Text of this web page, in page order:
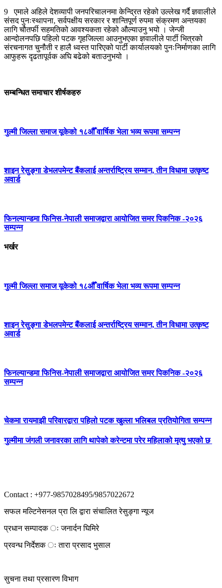
9 एमाले अहिले देशव्यापी जनपरिचालनमा केन्द्रित रहेको उल्लेख गर्दै ज्ञवालीले
संसद पुनःस्थापना, सर्वपक्षीय सरकार र शान्तिपूर्ण रुपमा संक्रमण अन्तयका
लागि चौतर्फी सहमतिको आवश्यकता रहेको औल्याउनु भयो । जेन्जी
आन्दोलनपछि पहिलो पटक गृहजिल्ला आउनुभएका ज्ञवालीले पार्टी भित्रको
संरचनागत चुनौती र हालै ध्वस्त पारिएको पार्टी कार्यालयको पुनःनिर्माणका लागि
आफुहरू दृढतापूर्वक अघि बढेको बताउनुभयो ।
सम्बन्धित समाचार शीर्षकहरु
गुल्मी जिल्ला समाज यूकेको १८औँ वार्षिक भेला भव्य रूपमा सम्पन्न
शाइन रेसुङ्गा डेभलपमेन्ट बैंकलाई अन्तर्राष्ट्रिय सम्मान, तीन विधामा उत्कृष्ट
अवार्ड
फिनल्यान्डमा फिनिस-नेपाली समाजद्वारा आयोजित समर पिकनिक -२०२६
सम्पन्न
भर्खर
गुल्मी जिल्ला समाज यूकेको १८औँ वार्षिक भेला भव्य रूपमा सम्पन्न
शाइन रेसुङ्गा डेभलपमेन्ट बैंकलाई अन्तर्राष्ट्रिय सम्मान, तीन विधामा उत्कृष्ट
अवार्ड
फिनल्यान्डमा फिनिस-नेपाली समाजद्वारा आयोजित समर पिकनिक -२०२६
सम्पन्न
चेकमा रायमाझी परिवारद्वारा पहिलो पटक खुल्ला भलिबल प्रतियोगिता सम्पन्न
गुल्मीमा जंगली जनावरका लागि थापेको करेन्टमा परेर महिलाको मृत्यु भएको छ
Contact : +977-9857028495/9857022672
सफल मल्टिनेसनल प्रा लि द्वारा संचालित रेसुङ्गा न्यूज
प्रधान सम्पादक ः जनार्दन घिमिरे
प्रवन्ध निर्देशक ः तारा प्रसाद भुसाल
सुचना तथा प्रसारण विभाग